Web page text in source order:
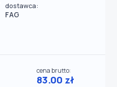
dostawca:
FAG
cena brutto:
83.00 zł